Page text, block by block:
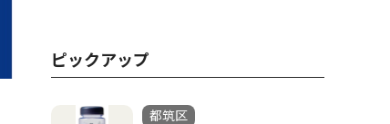
ピックアップ
都筑区